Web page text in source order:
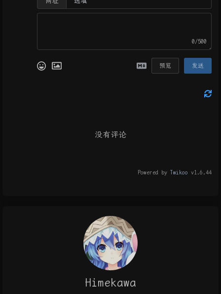
0/500
预览 发送
没有评论
Powered by Twikoo v1.6.44
Himekawa